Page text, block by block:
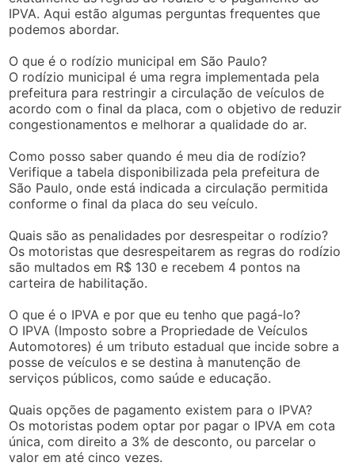
IPVA. Aqui estão algumas perguntas frequentes que
podemos abordar.
O que é o rodízio municipal em São Paulo?
O rodízio municipal é uma regra implementada pela
prefeitura para restringir a circulação de veículos de
acordo com o final da placa, com o objetivo de reduzir
congestionamentos e melhorar a qualidade do ar.
Como posso saber quando é meu dia de rodízio?
Verifique a tabela disponibilizada pela prefeitura de
São Paulo, onde está indicada a circulação permitida
conforme o final da placa do seu veículo.
Quais são as penalidades por desrespeitar o rodízio?
Os motoristas que desrespeitarem as regras do rodízio
são multados em R$ 130 e recebem 4 pontos na
carteira de habilitação.
O que é o IPVA e por que eu tenho que pagá-lo?
O IPVA (Imposto sobre a Propriedade de Veículos
Automotores) é um tributo estadual que incide sobre a
posse de veículos e se destina à manutenção de
serviços públicos, como saúde e educação.
Quais opções de pagamento existem para o IPVA?
Os motoristas podem optar por pagar o IPVA em cota
única, com direito a 3% de desconto, ou parcelar o
valor em até cinco vezes.